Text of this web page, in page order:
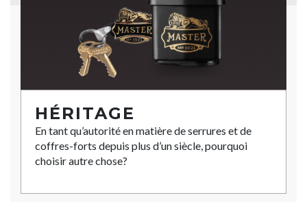
HÉRITAGE
En tant qu’autorité en matière de serrures et de
coffres-forts depuis plus d’un siècle, pourquoi
choisir autre chose?